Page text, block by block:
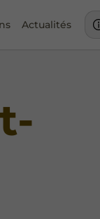
Actualités